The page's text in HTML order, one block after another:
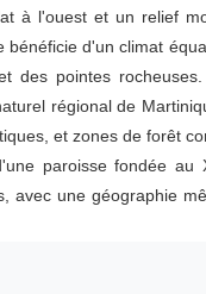
à l'ouest et un relief
d'un climat
des pointes
régional de
et zones de forêt
paroisse fondée au
avec une géographie